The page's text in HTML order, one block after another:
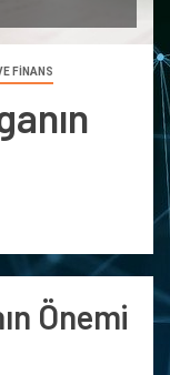
FİNANS
Önemi